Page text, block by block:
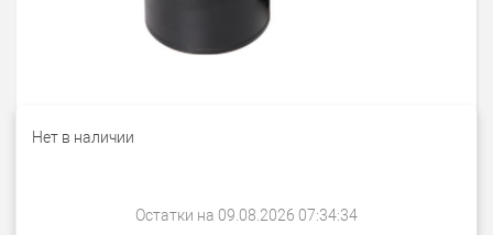
Нет в наличии
Остатки на 09.08.2026 07:34:34